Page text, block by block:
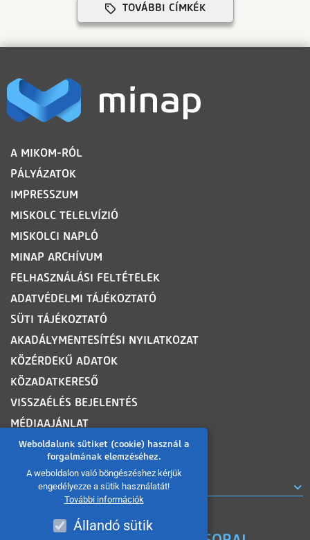
Weboldalunk sütiket (cookie) használ a
forgalmának elemzéséhez.
A weboldalon való böngészéshez kérjük
engedélyezze a sütik használatát!
További információk
Állandó sütik
TOVÁBBI CÍMKÉK
LÁBLÉC
A MIKOM-RÓL
PÁLYÁZATOK
IMPRESSZUM
MISKOLC TELELVÍZIÓ
MISKOLCI NAPLÓ
MINAP ARCHÍVUM
FELHASZNÁLÁSI FELTÉTELEK
ADATVÉDELMI TÁJÉKOZTATÓ
SÜTI TÁJÉKOZTATÓ
AKADÁLYMENTESÍTÉSI NYILATKOZAT
KÖZÉRDEKŰ ADATOK
KÖZADATKERESŐ
VISSZAÉLÉS BEJELENTÉS
MÉDIAAJÁNLAT
OLDALTÉRKÉP
ROVATOK